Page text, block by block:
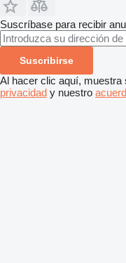
Suscríbase para recibir
Suscribirse
Al hacer clic aquí,
privacidad y nuestro